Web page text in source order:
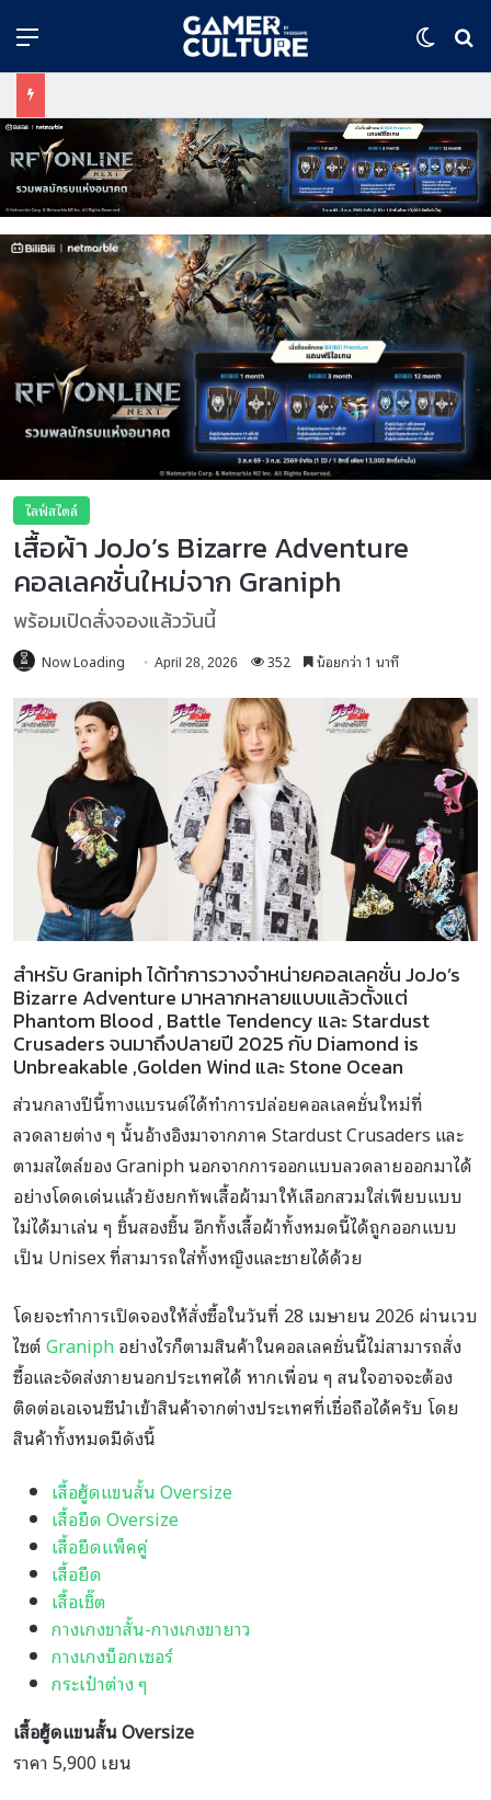
Menu
ไลฟ์สไตล์
เสื้อผ้า JoJo’s Bizarre Adventure
คอลเลคชั่นใหม่จาก Graniph
พร้อมเปิดสั่งจองแล้ววันนี้
Now Loading April 28, 2026 352 น้อยกว่า 1 นาที
สำหรับ Graniph ได้ทำการวางจำหน่ายคอลเลคชั่น JoJo’s
Bizarre Adventure มาหลากหลายแบบแล้วตั้งแต่
Phantom Blood , Battle Tendency และ Stardust
Crusaders จนมาถึงปลายปี 2025 กับ Diamond is
Unbreakable ,Golden Wind และ Stone Ocean
ส่วนกลางปีนี้ทางแบรนด์ได้ทำการปล่อยคอลเลคชั่นใหม่ที่
ลวดลายต่าง ๆ นั้นอ้างอิงมาจากภาค Stardust Crusaders และ
ตามสไตล์ของ Graniph นอกจากการออกแบบลวดลายออกมาได้
อย่างโดดเด่นแล้วยังยกทัพเสื้อผ้ามาให้เลือกสวมใส่เพียบแบบ
ไม่ได้มาเล่น ๆ ชิ้นสองชิ้น อีกทั้งเสื้อผ้าทั้งหมดนี้ได้ถูกออกแบบ
เป็น Unisex ที่สามารถใส่ทั้งหญิงและชายได้ด้วย
โดยจะทำการเปิดจองให้สั่งซื้อในวันที่ 28 เมษายน 2026 ผ่านเวบ
ไซต์Graniphอย่างไรก็ตามสินค้าในคอลเลคชั่นนี้ไม่สามารถสั่ง
ซื้อและจัดส่งภายนอกประเทศได้ หากเพื่อน ๆ สนใจอาจจะต้อง
ติดต่อเอเจนซีนำเข้าสินค้าจากต่างประเทศที่เชื่อถือได้ครับ โดย
สินค้าทั้งหมดมีดังนี้
เสื้อฮู้ดแขนสั้น Oversize
เสื้อยืด Oversize
เสื้อยืดแพ็คคู่
เสื้อยืด
เสื้อเชิ๊ต
กางเกงขาสั้น-กางเกงขายาว
กางเกงบ็อกเซอร์
กระเป๋าต่าง ๆ
เสื้อฮู้ดแขนสั้น Oversize
ราคา 5,900 เยน